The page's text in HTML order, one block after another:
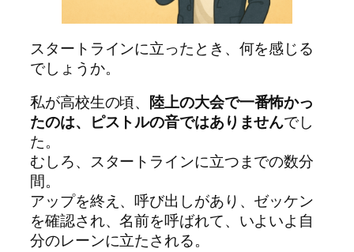
スタートラインに立ったとき、何を感じる
でしょうか。
私が高校生の頃、 陸上の大会で一番怖かっ
たのは、ピストルの音ではありませんでし
た。
むしろ、スタートラインに立つまでの数分
間。
アップを終え、呼び出しがあり、ゼッケン
を確認され、名前を呼ばれて、いよいよ自
分のレーンに立たされる。